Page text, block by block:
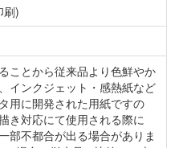
刷)
ことから従来品より色鮮やか
インクジェット・感熱紙など
用に開発された用紙ですの
き対応にて使用される際に
部不都合が出る場合がありま